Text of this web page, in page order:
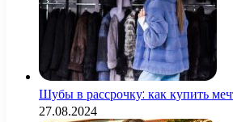
Шубы в рассрочку: как купить
27.08.2024